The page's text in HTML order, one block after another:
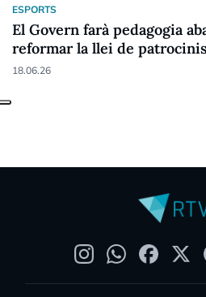
ESPORTS
El Govern farà pedagogia
reformar la llei de
18.06.26